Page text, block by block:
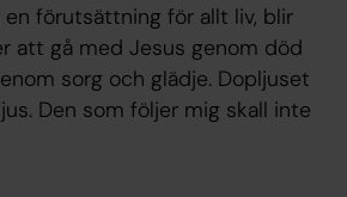
förutsättning för allt liv, blir
att gå med Jesus genom död
sorg och glädje. Dopljuset
Den som följer mig skall inte